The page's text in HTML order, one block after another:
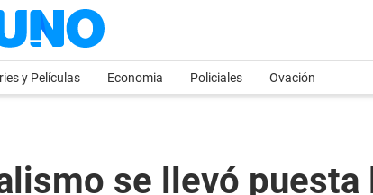
y Películas Economia Policiales Ovación
se llevó puesta